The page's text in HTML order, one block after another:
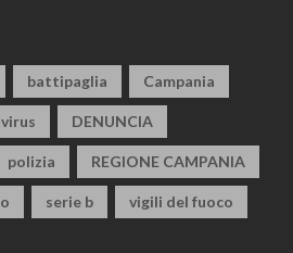
battipaglia Campania
DENUNCIA
polizia REGIONE CAMPANIA
serie b vigili del fuoco